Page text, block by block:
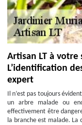
Artisan LT à
L’identification
expert
Il n’est pas toujours
un arbre malade ou
effectivement être
la branche est malade. La